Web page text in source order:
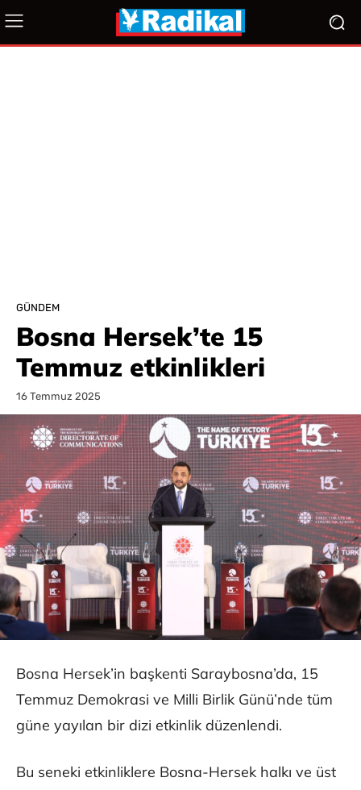
GÜNDEM
Bosna Hersek’te 15
Temmuz etkinlikleri
16 Temmuz 2025
Bosna Hersek’in başkenti Saraybosna’da, 15
Temmuz Demokrasi ve Milli Birlik Günü’nde tüm
güne yayılan bir dizi etkinlik düzenlendi.
Bu seneki etkinliklere Bosna-Hersek halkı ve üst